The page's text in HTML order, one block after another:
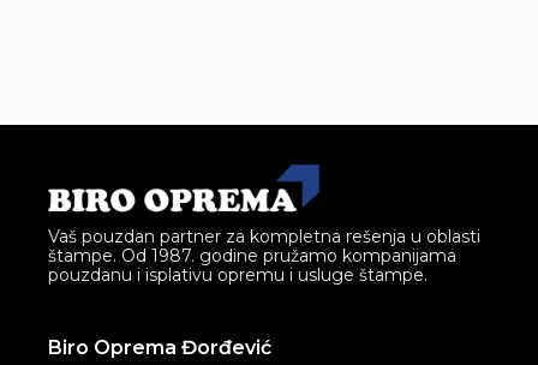
Vaš pouzdan partner za kompletna rešenja u oblasti
štampe. Od 1987. godine pružamo kompanijama
pouzdanu i isplativu opremu i usluge štampe.
Biro Oprema Đorđević